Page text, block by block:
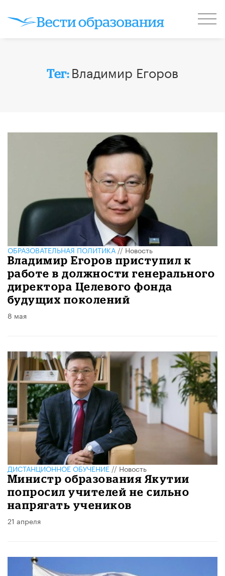
Тег: Владимир Егоров
ОБРАЗОВАТЕЛЬНАЯ ПОЛИТИКА//Новость
Владимир Егоров приступил к
работе в должности генерального
директора Целевого фонда
будущих поколений
8 мая
ДИСТАНЦИОННОЕ ОБУЧЕНИЕ//Новость
Министр образования Якутии
попросил учителей не сильно
напрягать учеников
21 апреля